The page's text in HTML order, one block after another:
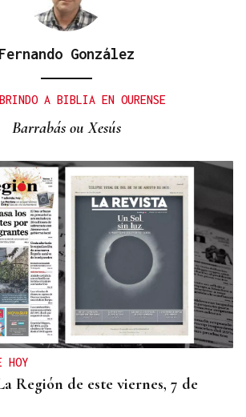
los civiles muertos durante la
Fernando González
A BIBLIA EN OURENSE
Barrabás ou Xesús
HOY
Región de este viernes, 7 de